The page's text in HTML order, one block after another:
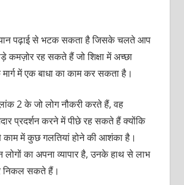
पढ़ाई से भटक सकता है जिसके चलते आप
कमज़ोर रह सकते हैं जो शिक्षा में अच्छा
में एक बाधा का काम कर सकता है।
2 के जो लोग नौकरी करते हैं, वह
प्रदर्शन करने में पीछे रह सकते हैं क्योंकि
में कुछ गलतियां होने की आशंका है।
का अपना व्यापार है, उनके हाथ से लाभ
सकते हैं।